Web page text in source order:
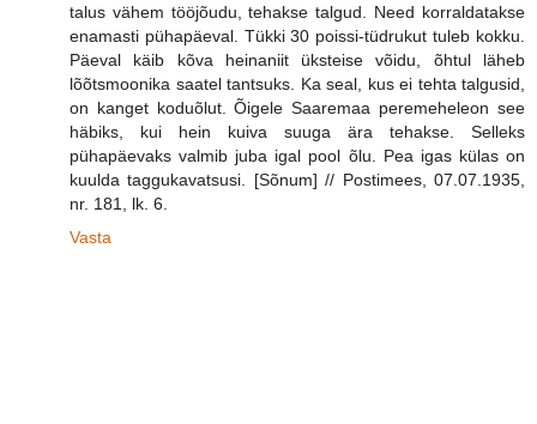
talus vähem tööjõudu, tehakse talgud. Need korraldatakse
enamasti pühapäeval. Tükki 30 poissi-tüdrukut tuleb kokku.
Päeval käib kõva heinaniit üksteise võidu, õhtul läheb
lõõtsmoonika saatel tantsuks. Ka seal, kus ei tehta talgusid,
on kanget koduõlut. Õigele Saaremaa peremeheleon see
häbiks, kui hein kuiva suuga ära tehakse. Selleks
pühapäevaks valmib juba igal pool õlu. Pea igas külas on
kuulda taggukavatsusi. [Sõnum] // Postimees, 07.07.1935,
nr. 181, lk. 6.
Vasta